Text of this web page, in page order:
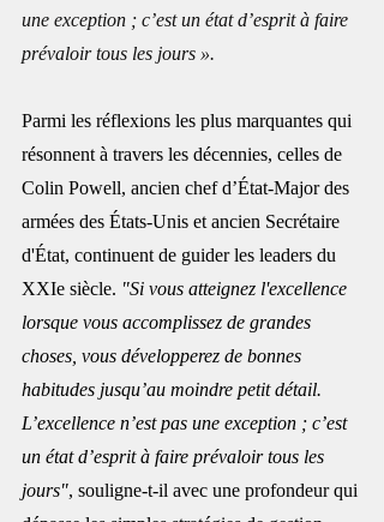
une exception ; c’est un état d’esprit à faire
prévaloir tous les jours ».
Parmi les réflexions les plus marquantes qui
résonnent à travers les décennies, celles de
Colin Powell, ancien chef d’État-Major des
armées des États-Unis et ancien Secrétaire
d'État, continuent de guider les leaders du
XXIe siècle. "Si vous atteignez l'excellence
lorsque vous accomplissez de grandes
choses, vous développerez de bonnes
habitudes jusqu’au moindre petit détail.
L’excellence n’est pas une exception ; c’est
un état d’esprit à faire prévaloir tous les
jours", souligne-t-il avec une profondeur qui